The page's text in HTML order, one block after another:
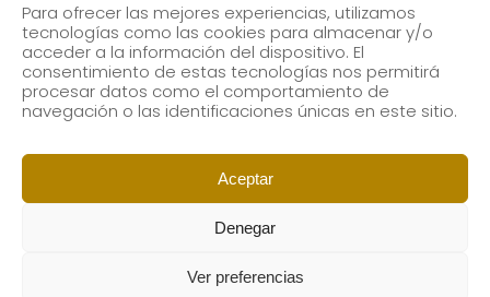
Para ofrecer las mejores experiencias, utilizamos
tecnologías como las cookies para almacenar y/o
acceder a la información del dispositivo. El
consentimiento de estas tecnologías nos permitirá
procesar datos como el comportamiento de
navegación o las identificaciones únicas en este sitio.
Aceptar
Denegar
Ver preferencias
Subscribe to our newsletter to receive our news by
email.